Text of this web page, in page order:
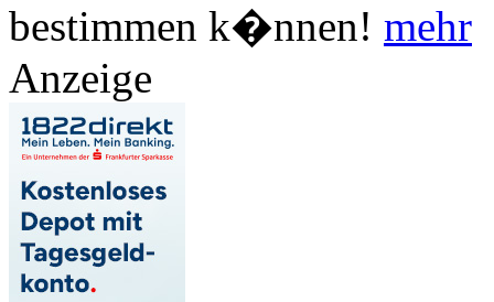
bestimmen k�nnen! mehr
Anzeige